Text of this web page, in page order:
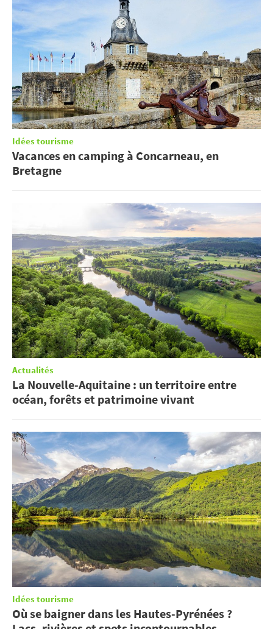
Idées tourisme
Vacances en camping à Concarneau, en
Bretagne
Actualités
La Nouvelle-Aquitaine : un territoire entre
océan, forêts et patrimoine vivant
Idées tourisme
Où se baigner dans les Hautes-Pyrénées ?